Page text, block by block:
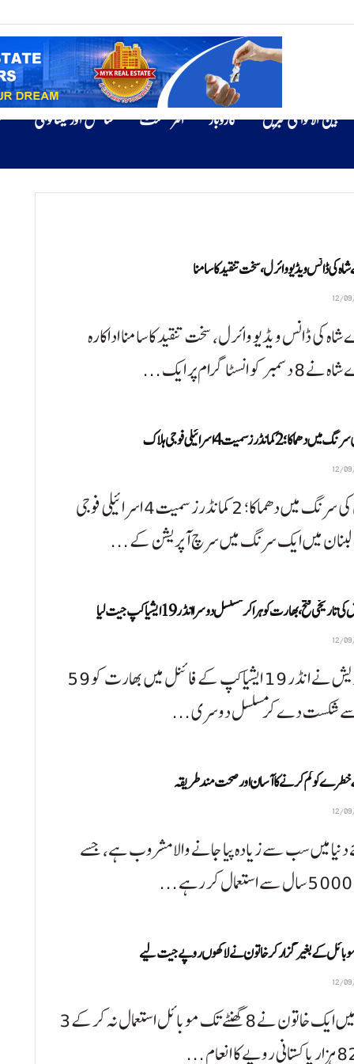
بین الاقوامی خبریں کاروبار انٹرٹینمنٹ سائنس اور ٹیکنالوجی
کی ڈانس ویڈیو وائرل، سخت تنقید کا سامنا
کی ڈانس ویڈیو وائرل، سخت تنقید کا سامنا اداکارہ
کو انسٹاگرام پر ایک ...
2 کمانڈرز سمیت 4 اسرائیلی فوجی ہلاک
لبنان کی سرنگ میں دھماکا؛ 2 کمانڈرز سمیت 4 اسرائیلی فوجی
میں ایک سرنگ میں سرچ آپریشن کے ...
تاریخی فتح، بھارت کو ہرا کر مسلسل دوسرا انڈر 19 ایشیا کپ جیت لیا
بنگلہ دیش نے انڈر 19 ایشیا کپ کے فائنل میں بھارت کو 59
شکست دے کر مسلسل دوسری ...
خطرے کو کم کرنے کا آسان اور صحت مند طریقہ
میں سب سے زیادہ پیا جانے والا مشروب ہے، جسے
چین میں ایک خاتون نے 8 گھنٹے تک موبائل استعمال نہ کرکے 3